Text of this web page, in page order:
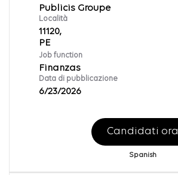
Publicis Groupe
Località
11120,
Job function
Finanzas
Data di pubblicazione
6/23/2026
Candidati ora
Spanish